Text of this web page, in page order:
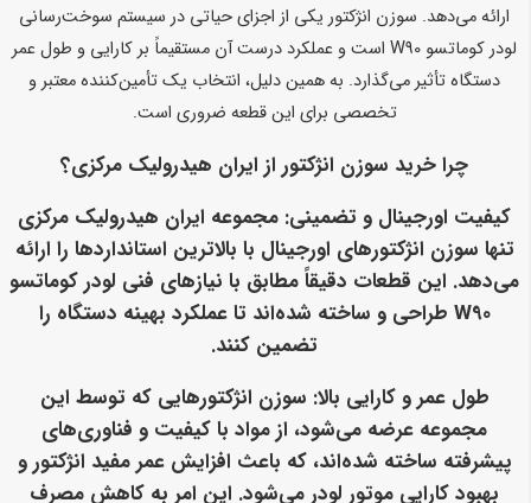
ارائه می‌دهد. سوزن انژکتور یکی از اجزای حیاتی در سیستم سوخت‌رسانی
لودر کوماتسو W90 است و عملکرد درست آن مستقیماً بر کارایی و طول عمر
دستگاه تأثیر می‌گذارد. به همین دلیل، انتخاب یک تأمین‌کننده معتبر و
تخصصی برای این قطعه ضروری است.
چرا خرید سوزن انژکتور از ایران هیدرولیک مرکزی؟
کیفیت اورجینال و تضمینی: مجموعه ایران هیدرولیک مرکزی
تنها سوزن انژکتورهای اورجینال با بالاترین استانداردها را ارائه
می‌دهد. این قطعات دقیقاً مطابق با نیازهای فنی لودر کوماتسو
W90 طراحی و ساخته شده‌اند تا عملکرد بهینه دستگاه را
تضمین کنند.
طول عمر و کارایی بالا: سوزن انژکتورهایی که توسط این
مجموعه عرضه می‌شود، از مواد با کیفیت و فناوری‌های
پیشرفته ساخته شده‌اند، که باعث افزایش عمر مفید انژکتور و
بهبود کارایی موتور لودر می‌شود. این امر به کاهش مصرف